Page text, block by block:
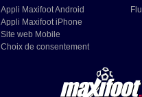
Appli Maxifoot Android
Appli Maxifoot iPhone
Site web Mobile
Choix de consentement